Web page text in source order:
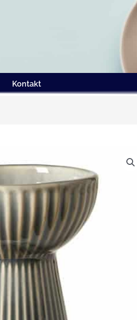
Kontakt